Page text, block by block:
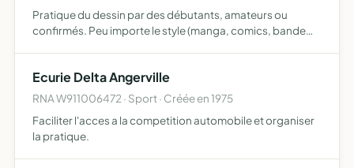
Pratique du dessin par des débutants, amateurs ou
confirmés. Peu importe le style (manga, comics, bande
thème/personnage à f…
Ecurie Delta Angerville
RNA W911006472 · Sport · Créée en 1975
Faciliter l'acces a la competition automobile et organiser
la pratique.